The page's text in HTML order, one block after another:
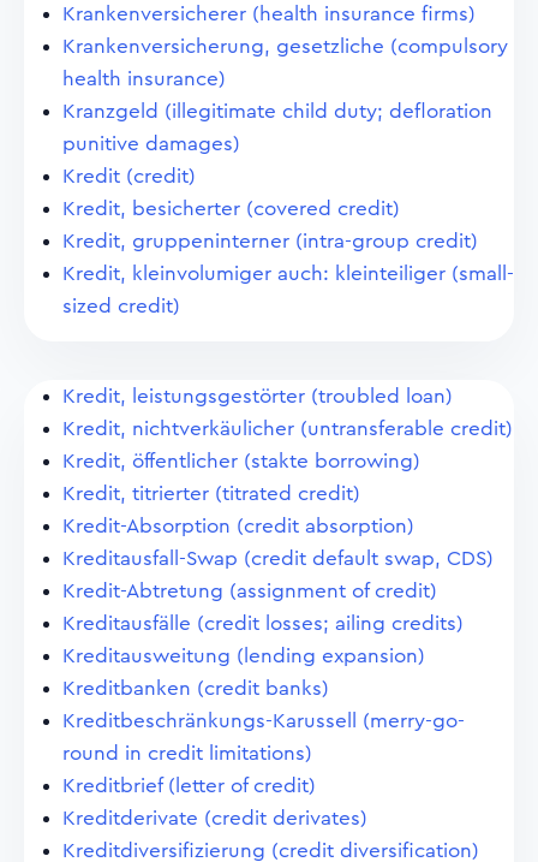
Krankenversicherer (health insurance firms)
Krankenversicherung, gesetzliche (compulsory
health insurance)
Kranzgeld (illegitimate child duty; defloration
punitive damages)
Kredit (credit)
Kredit, besicherter (covered credit)
Kredit, gruppeninterner (intra-group credit)
Kredit, kleinvolumiger auch: kleinteiliger (small-
sized credit)
Kredit, leistungsgestörter (troubled loan)
Kredit, nichtverkäulicher (untransferable credit)
Kredit, öffentlicher (stakte borrowing)
Kredit, titrierter (titrated credit)
Kredit-Absorption (credit absorption)
Kreditausfall-Swap (credit default swap, CDS)
Kredit-Abtretung (assignment of credit)
Kreditausfälle (credit losses; ailing credits)
Kreditausweitung (lending expansion)
Kreditbanken (credit banks)
Kreditbeschränkungs-Karussell (merry-go-
round in credit limitations)
Kreditbrief (letter of credit)
Kreditderivate (credit derivates)
Kreditdiversifizierung (credit diversification)